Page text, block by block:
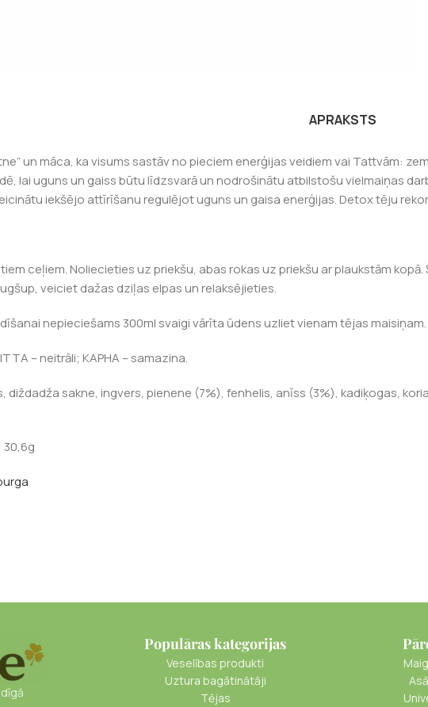
APRAKSTS
un māca, ka visums sastāv no pieciem enerģijas veidiem vai Tattvām:
lai uguns un gaiss būtu līdzsvarā un nodrošinātu atbilstošu vielmaiņas
iekšējo attīrīšanu regulējot uguns un gaisa enerģijas. Detox tēju
ceļiem. Noliecieties uz priekšu, abas rokas uz priekšu ar plaukstām
veiciet dažas dziļas elpas un relaksējieties.
nepieciešams 300ml svaigi vārīta ūdens uzliet vienam tējas
– neitrāli; KAPHA – samazina.
diždadža sakne, ingvers, pienene (7%), fenhelis, anīss (3%), kadiķogas,
30,6g
Populāras kategorijas
Veselības produkti
Uztura bagātinātāji
Tējas